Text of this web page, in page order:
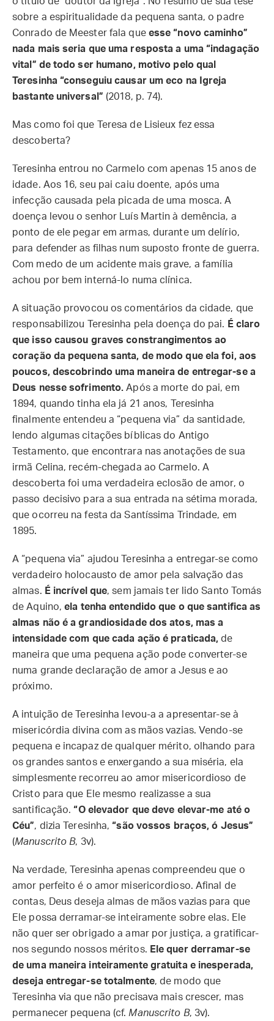
sobre a espiritualidade da pequena santa, o padre
Conrado de Meester fala que esse “novo caminho”
nada mais seria que uma resposta a uma “indagação
vital” de todo ser humano, motivo pelo qual
Teresinha “conseguiu causar um eco na Igreja
bastante universal” (2018, p. 74).
Mas como foi que Teresa de Lisieux fez essa
descoberta?
Teresinha entrou no Carmelo com apenas 15 anos de
idade. Aos 16, seu pai caiu doente, após uma
infecção causada pela picada de uma mosca. A
doença levou o senhor Luís Martin à demência, a
ponto de ele pegar em armas, durante um delírio,
para defender as filhas num suposto fronte de guerra.
Com medo de um acidente mais grave, a família
achou por bem interná-lo numa clínica.
A situação provocou os comentários da cidade, que
responsabilizou Teresinha pela doença do pai. É claro
que isso causou graves constrangimentos ao
coração da pequena santa, de modo que ela foi, aos
poucos, descobrindo uma maneira de entregar-se a
Deus nesse sofrimento. Após a morte do pai, em
1894, quando tinha ela já 21 anos, Teresinha
finalmente entendeu a “pequena via” da santidade,
lendo algumas citações bíblicas do Antigo
Testamento, que encontrara nas anotações de sua
irmã Celina, recém-chegada ao Carmelo. A
descoberta foi uma verdadeira eclosão de amor, o
passo decisivo para a sua entrada na sétima morada,
que ocorreu na festa da Santíssima Trindade, em
1895.
A “pequena via” ajudou Teresinha a entregar-se como
verdadeiro holocausto de amor pela salvação das
almas. É incrível que, sem jamais ter lido Santo Tomás
de Aquino,ela tenha entendido que o que santifica as
almas não é a grandiosidade dos atos, mas a
intensidade com que cada ação é praticada, de
maneira que uma pequena ação pode converter-se
numa grande declaração de amor a Jesus e ao
próximo.
A intuição de Teresinha levou-a a apresentar-se à
misericórdia divina com as mãos vazias. Vendo-se
pequena e incapaz de qualquer mérito, olhando para
os grandes santos e enxergando a sua miséria, ela
simplesmente recorreu ao amor misericordioso de
Cristo para que Ele mesmo realizasse a sua
santificação.“O elevador que deve elevar-me até o
Céu”, dizia Teresinha, “são vossos braços, ó Jesus”
(Manuscrito B, 3v).
Na verdade, Teresinha apenas compreendeu que o
amor perfeito é o amor misericordioso. Afinal de
contas, Deus deseja almas de mãos vazias para que
Ele possa derramar-se inteiramente sobre elas. Ele
não quer ser obrigado a amar por justiça, a gratificar-
nos segundo nossos méritos. Ele quer derramar-se
de uma maneira inteiramente gratuita e inesperada,
deseja entregar-se totalmente, de modo que
Teresinha via que não precisava mais crescer, mas
permanecer pequena (cf. Manuscrito B, 3v).